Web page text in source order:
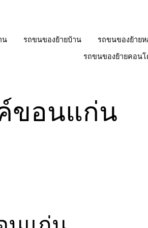
น รถขนของย้ายบ้าน
รถขนของย้ายห
รถขนของย้ายคอนโ
ขอนแก่น